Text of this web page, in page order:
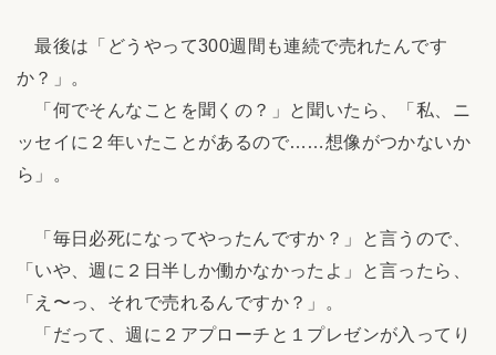
最後は「どうやって300週間も連続で売れたんです
か？」。
「何でそんなことを聞くの？」と聞いたら、「私、ニ
ッセイに２年いたことがあるので……想像がつかないか
ら」。
「毎日必死になってやったんですか？」と言うので、
「いや、週に２日半しか働かなかったよ」と言ったら、
「え〜っ、それで売れるんですか？」。
「だって、週に２アプローチと１プレゼンが入ってり